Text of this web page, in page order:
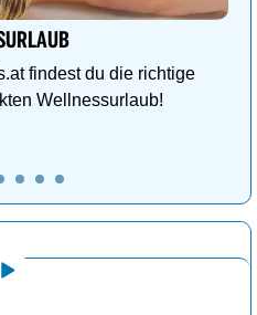
findest du die richtige
Wellnessurlaub!